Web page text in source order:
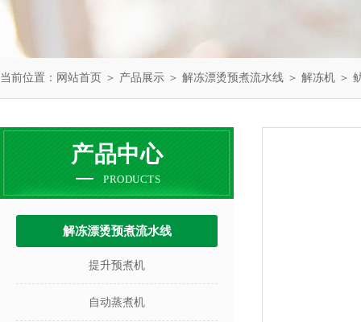
当前位置： 网站首页 ＞ 产品展示 ＞ 解冻漂烫预煮流水线 ＞ 解冻机 ＞
产品中心
PRODUCTS
解冻漂烫预煮流水线
提升预煮机
自动蒸煮机